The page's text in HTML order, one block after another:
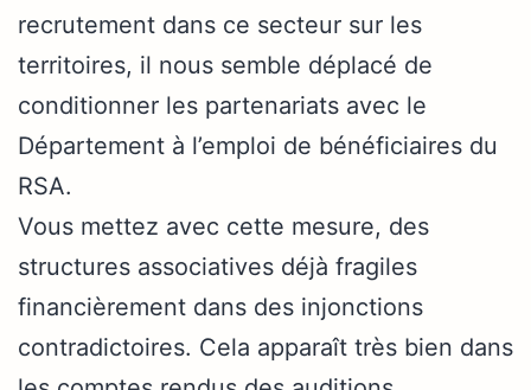
recrutement dans ce secteur sur les
territoires, il nous semble déplacé de
conditionner les partenariats avec le
Département à l’emploi de bénéficiaires du
RSA.
Vous mettez avec cette mesure, des
structures associatives déjà fragiles
financièrement dans des injonctions
contradictoires. Cela apparaît très bien dans